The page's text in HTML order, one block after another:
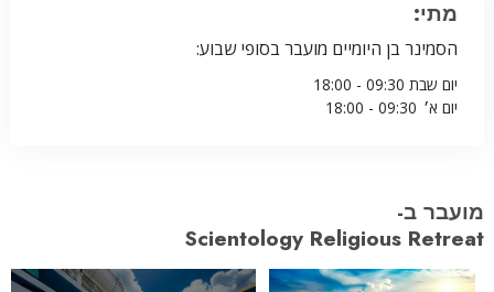
מתי:
הסמינר בן היומיים מועבר בסופי שבוע:
יום שבת 09:30 - 18:00
יום א׳ 09:30 - 18:00
מועבר ב-
Scientology Religious Retreat